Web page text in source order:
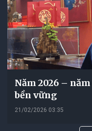
Năm 2026 –
bền vững
21/02/2026 03:35